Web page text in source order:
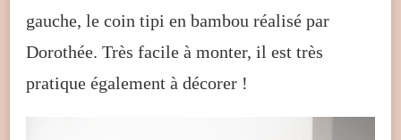
gauche, le coin tipi en bambou réalisé par
Dorothée. Très facile à monter, il est très
pratique également à décorer !